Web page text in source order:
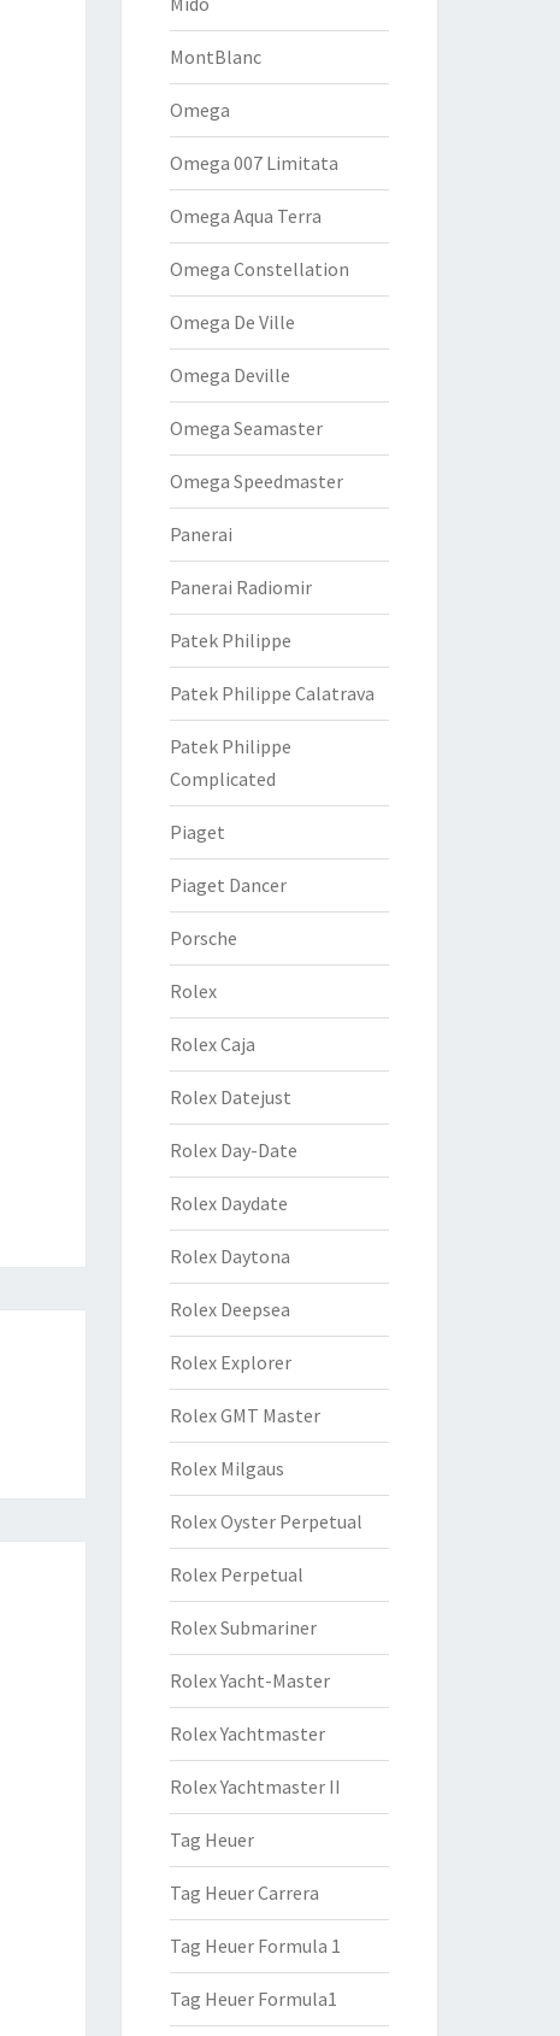
MontBlanc
Omega
Omega 007 Limitata
Omega Aqua Terra
Omega Constellation
Omega De Ville
Omega Deville
Omega Seamaster
Omega Speedmaster
Panerai
Panerai Radiomir
Patek Philippe
Patek Philippe Calatrava
Patek Philippe
Complicated
Piaget
Piaget Dancer
Porsche
Rolex
Rolex Caja
Rolex Datejust
Rolex Day-Date
Rolex Daydate
Rolex Daytona
Rolex Deepsea
Rolex Explorer
Rolex GMT Master
Rolex Milgaus
Rolex Oyster Perpetual
Rolex Perpetual
Rolex Submariner
Rolex Yacht-Master
Rolex Yachtmaster
Rolex Yachtmaster II
Tag Heuer
Tag Heuer Carrera
Tag Heuer Formula 1
Tag Heuer Formula1